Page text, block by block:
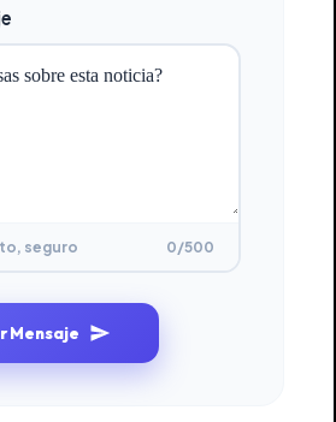
seguro 0/500
Mensaje